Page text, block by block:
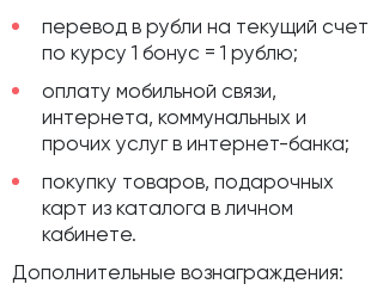
перевод в рубли на текущий счет
по курсу 1 бонус = 1 рублю;
оплату мобильной связи,
интернета, коммунальных и
прочих услуг в интернет-банка;
покупку товаров, подарочных
карт из каталога в личном
кабинете.
Дополнительные вознаграждения: